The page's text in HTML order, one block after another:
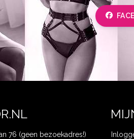
76 (geen bezoekadres!)